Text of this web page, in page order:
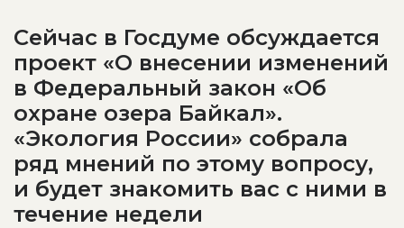
Сейчас в Госдуме обсуждается
проект «О внесении изменений
в Федеральный закон «Об
охране озера Байкал».
«Экология России» собрала
ряд мнений по этому вопросу,
и будет знакомить вас с ними в
течение недели